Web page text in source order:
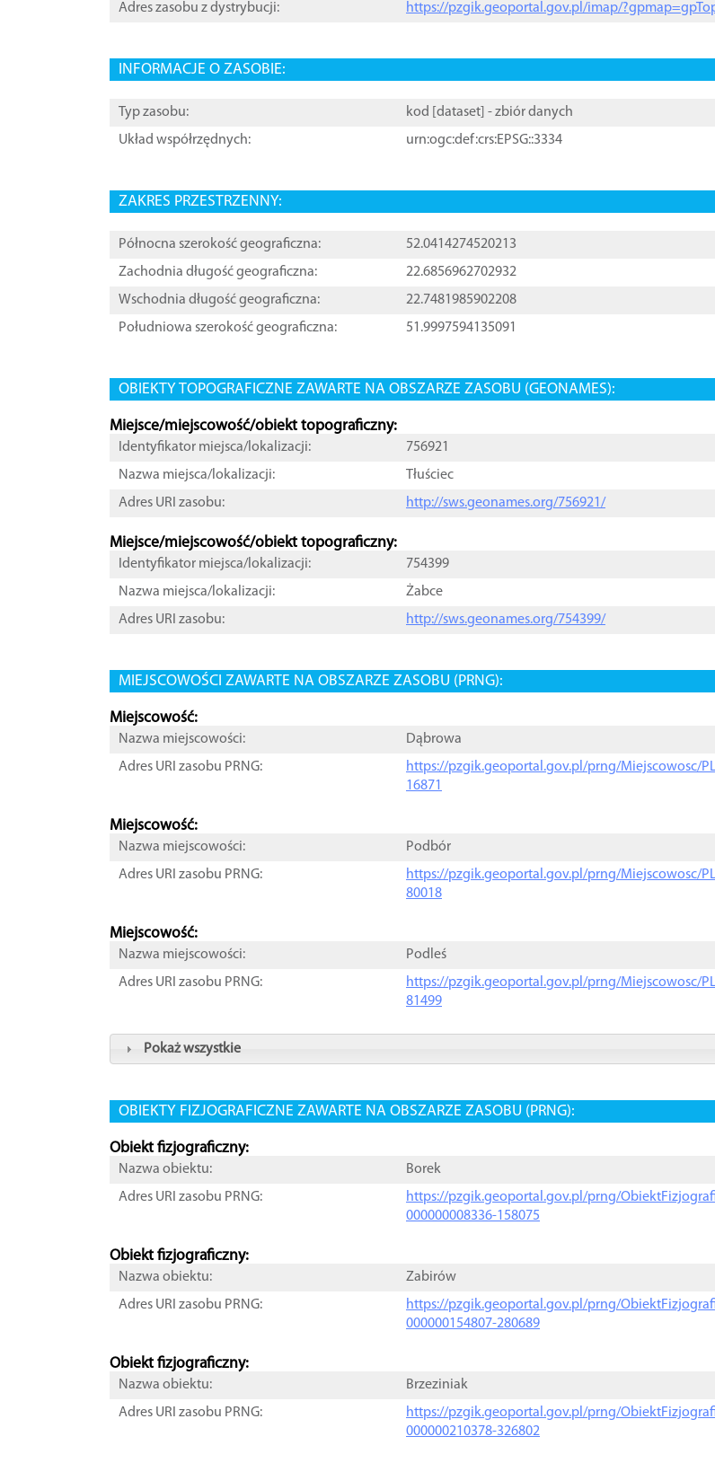
Adres zasobu z dystrybucji: https://pzgik.geoportal.gov.pl/imap/
INFORMACJE O ZASOBIE:
Typ zasobu: kod [ dataset ] - zbiór danych
Układ współrzędnych:
urn:ogc:def:crs:EPSG::3334
ZAKRES PRZESTRZENNY:
Północna szerokość geograficzna:
52.0414274520213
Zachodnia długość geograficzna:
22.6856962702932
Wschodnia długość geograficzna:
22.7481985902208
Południowa szerokość geograficzna:
51.9997594135091
OBIEKTY TOPOGRAFICZNE ZAWARTE NA OBSZARZE ZASOBU (GEONAMES):
Miejsce/miejscowość/obiekt topograficzny:
Identyfikator miejsca/lokalizacji:
756921
Nazwa miejsca/lokalizacji:
Tłuściec
Adres URI zasobu:
http://sws.geonames.org/756921/
Miejsce/miejscowość/obiekt topograficzny:
Identyfikator miejsca/lokalizacji:
754399
Nazwa miejsca/lokalizacji:
Żabce
Adres URI zasobu:
http://sws.geonames.org/754399/
MIEJSCOWOŚCI ZAWARTE NA OBSZARZE ZASOBU (PRNG):
Miejscowość:
Nazwa miejscowości:
Dąbrowa
Adres URI zasobu PRNG:
https://pzgik.geoportal.gov.pl/prng/Miejscowosc/
16871
Miejscowość:
Nazwa miejscowości:
Podbór
Adres URI zasobu PRNG:
https://pzgik.geoportal.gov.pl/prng/Miejscowosc/
80018
Miejscowość:
Nazwa miejscowości:
Podleś
Adres URI zasobu PRNG:
https://pzgik.geoportal.gov.pl/prng/Miejscowosc/
81499
Pokaż wszystkie
OBIEKTY FIZJOGRAFICZNE ZAWARTE NA OBSZARZE ZASOBU (PRNG):
Obiekt fizjograficzny:
Nazwa obiektu:
Borek
Adres URI zasobu PRNG:
https://pzgik.geoportal.gov.pl/prng/
000000008336-158075
Obiekt fizjograficzny:
Nazwa obiektu:
Zabirów
Adres URI zasobu PRNG:
https://pzgik.geoportal.gov.pl/prng/
000000154807-280689
Obiekt fizjograficzny:
Nazwa obiektu:
Brzeziniak
Adres URI zasobu PRNG:
https://pzgik.geoportal.gov.pl/prng/
000000210378-326802